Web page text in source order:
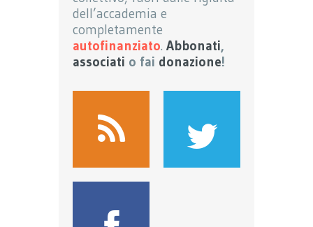
dell’accademia e
completamente
autofinanziato. Abbonati,
associati o fai donazione!